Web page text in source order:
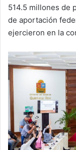
514.5 millones de
de aportación
ejercieron en la